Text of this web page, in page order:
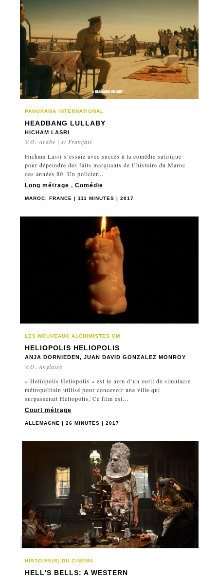
PANORAMA INTERNATIONAL
HEADBANG LULLABY
HICHAM LASRI
V.O. Arabe | st Français
Hicham Lasri s’essaie avec succès à la comédie satirique
pour dépeindre des faits marquants de l’histoire du Maroc
des années 80. Un policier...
Long métrage , Comédie
MAROC, FRANCE | 111 MINUTES | 2017
LES NOUVEAUX ALCHIMISTES CM
HELIOPOLIS HELIOPOLIS
ANJA DORNIEDEN, JUAN DAVID GONZALEZ MONROY
V.O. Anglaise
« Heliopolis Heliopolis » est le nom d’un outil de simulacre
métropolitain utilisé pour concevoir une ville qui
surpasserait Heliopolis. Ce film est...
Court métrage
ALLEMAGNE | 26 MINUTES | 2017
HISTOIRE(S) DU CINÉMA
HELL'S BELLS: A WESTERN